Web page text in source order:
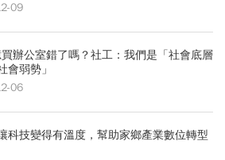
09
辦公室錯了嗎？社工：我們是「社會底層
會弱勢」
06
科技變得有溫度，幫助家鄉產業數位轉型